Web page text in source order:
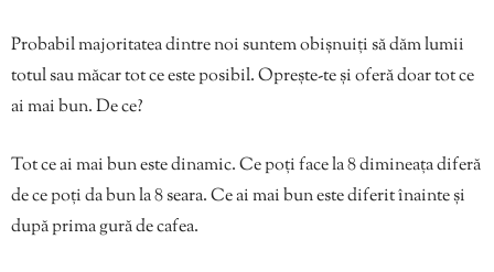
Probabil majoritatea dintre noi suntem obișnuiți să dăm lumii
totul sau măcar tot ce este posibil. Oprește-te și oferă doar tot ce
ai mai bun. De ce?
Tot ce ai mai bun este dinamic. Ce poți face la 8 dimineața diferă
de ce poți da bun la 8 seara. Ce ai mai bun este diferit înainte și
după prima gură de cafea.